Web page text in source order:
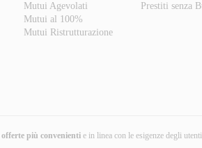
Mutui Agevolati
Mutui al 100%
Mutui Ristrutturazione
Prestiti senza
offerte più convenienti e in linea con le esigenze degli